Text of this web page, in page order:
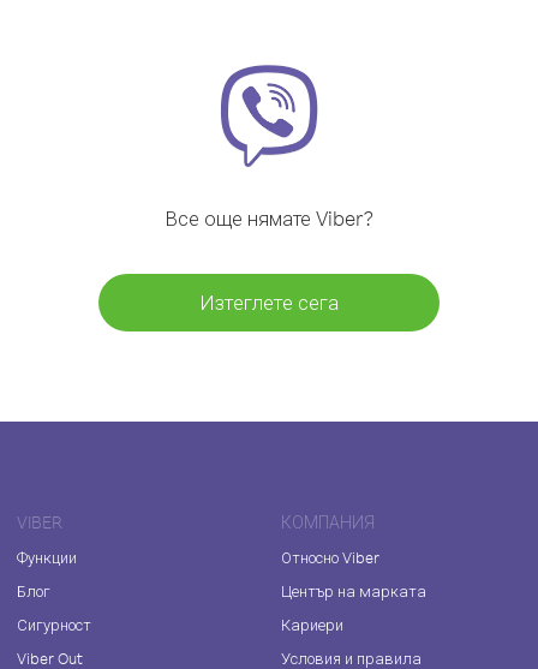
Все още нямате Viber?
Изтеглете сега
VIBER
Функции
Блог
Сигурност
Viber Out
КОМПАНИЯ
Относно Viber
Център на марката
Кариери
Условия и правила